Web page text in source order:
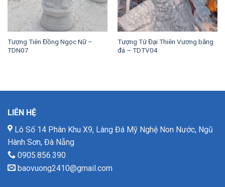
Tượng Tiên Đồng Ngọc Nữ –
TDN07
Tượng Tứ Đại Thiên Vương bằng
đá – TDTV04
LIÊN HỆ
Lô Số 14 Phân Khu X9, Làng Đá Mỹ Nghệ Non Nước, Ngũ
Hành Sơn, Đà Nẵng
0905.856.390
baovuong2410@gmail.com